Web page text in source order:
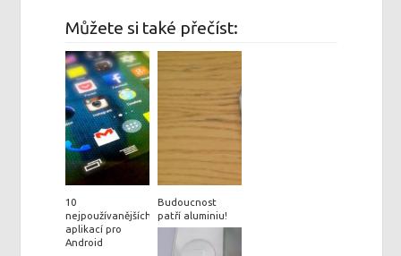
Můžete si také přečíst:
10
nejpoužívanějších
aplikací pro
Android
Budoucnost
patří aluminiu!